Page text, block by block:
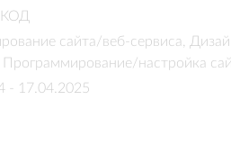
сайта/веб-сервиса,
Программирование/настройка
- 17.04.2025